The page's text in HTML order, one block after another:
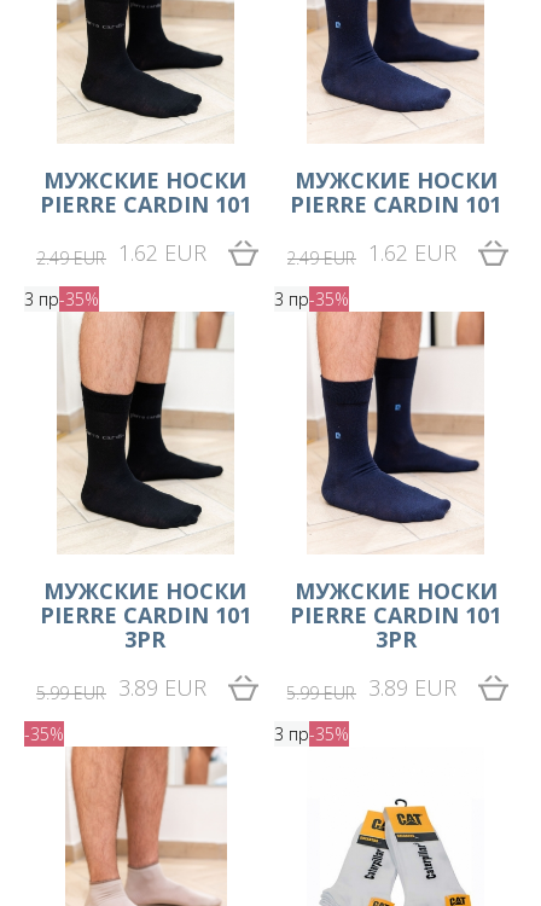
МУЖСКИЕ НОСКИ
PIERRE CARDIN 101
2.49 EUR 1.62 EUR
МУЖСКИЕ НОСКИ
PIERRE CARDIN 101
2.49 EUR 1.62 EUR
3 пр-35%
МУЖСКИЕ НОСКИ
PIERRE CARDIN 101
3PR
5.99 EUR 3.89 EUR
3 пр-35%
МУЖСКИЕ НОСКИ
PIERRE CARDIN 101
3PR
5.99 EUR 3.89 EUR
-35% 3 пр-35%